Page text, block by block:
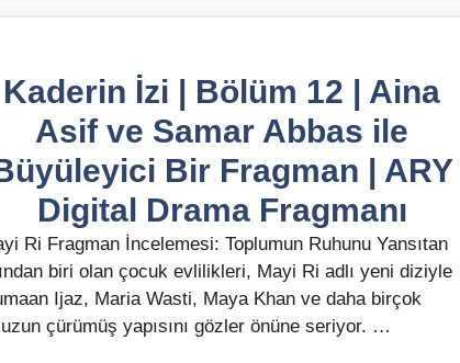
Kaderin İzi | Bölüm 12 | Aina
Asif ve Samar Abbas ile
Bir Fragman | ARY
Digital Drama Fragmanı
Ri Fragman İncelemesi: Toplumun Ruhunu Yansıtan
biri olan çocuk evlilikleri, Mayi Ri adlı yeni diziyle
Ijaz, Maria Wasti, Maya Khan ve daha birçok
çürümüş yapısını gözler önüne seriyor. …